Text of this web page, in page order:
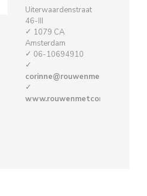
Uiterwaardenstraat
46-III
1079 CA
Amsterdam
06-10694910
www.rouwenmetcompassie.nl